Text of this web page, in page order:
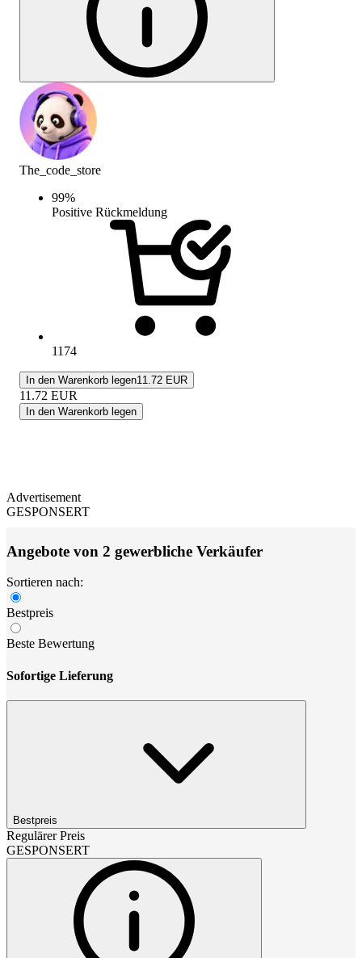
The_code_store
99%
Positive Rückmeldung
1174
In den Warenkorb legen11.72 EUR
11.72 EUR
In den Warenkorb legen
Advertisement
GESPONSERT
Angebote von 2 gewerbliche Verkäufer
Sortieren nach:
Bestpreis
Beste Bewertung
Sofortige Lieferung
Bestpreis
Regulärer Preis
GESPONSERT